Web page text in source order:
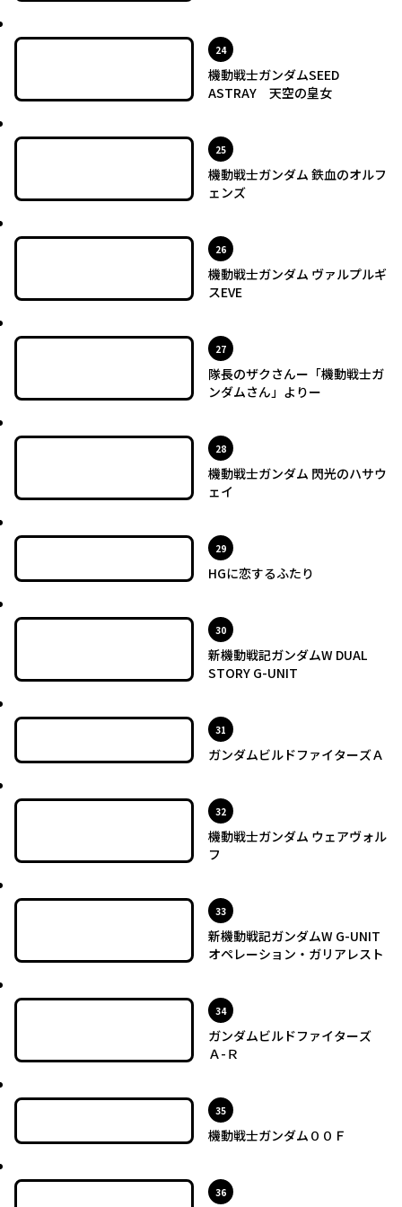
24位
機動戦士ガンダムSEED
ASTRAY 天空の皇女
25位
機動戦士ガンダム 鉄血のオルフ
ェンズ
26位
機動戦士ガンダム ヴァルプルギ
スEVE
27位
隊長のザクさんー「機動戦士ガ
ンダムさん」よりー
28位
機動戦士ガンダム 閃光のハサウ
ェイ
29位
HGに恋するふたり
30位
新機動戦記ガンダムW DUAL
STORY G-UNIT
31 位
ガンダムビルドファイターズＡ
32位
機動戦士ガンダム ウェアヴォル
フ
33位
新機動戦記ガンダムW G-UNIT
オペレーション・ガリアレスト
34位
ガンダムビルドファイターズ
Ａ-Ｒ
35位
機動戦士ガンダム００Ｆ
36位